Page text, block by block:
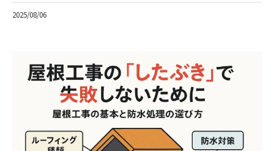
2025/08/06